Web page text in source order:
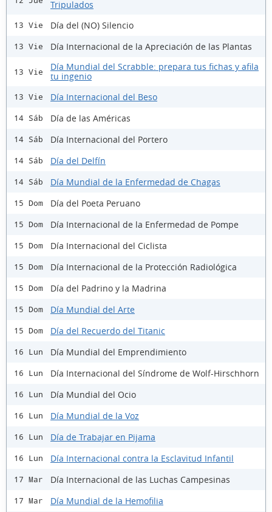
Tripulados
13 Vie Día del (NO) Silencio
13 Vie Día Internacional de la Apreciación de las Plantas
13 Vie
Día Mundial del Scrabble: prepara tus fichas y afila
tu ingenio
13 Vie Día Internacional del Beso
14 Sáb Día de las Américas
14 Sáb Día Internacional del Portero
14 Sáb Día del Delfín
14 Sáb Día Mundial de la Enfermedad de Chagas
15 Dom Día del Poeta Peruano
15 Dom Día Internacional de la Enfermedad de Pompe
15 Dom Día Internacional del Ciclista
15 Dom Día Internacional de la Protección Radiológica
15 Dom Día del Padrino y la Madrina
15 Dom Día Mundial del Arte
15 Dom Día del Recuerdo del Titanic
16 Lun Día Mundial del Emprendimiento
16 Lun Día Internacional del Síndrome de Wolf-Hirschhorn
16 Lun Día Mundial del Ocio
16 Lun Día Mundial de la Voz
16 Lun Día de Trabajar en Pijama
16 Lun Día Internacional contra la Esclavitud Infantil
17 Mar Día Internacional de las Luchas Campesinas
17 Mar Día Mundial de la Hemofilia